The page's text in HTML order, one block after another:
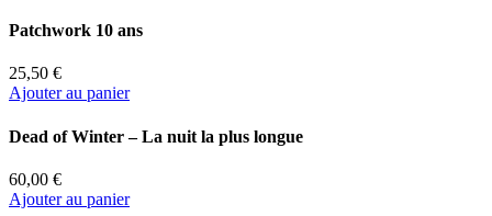
Patchwork 10 ans
25,50 €
Ajouter au panier
Dead of Winter – La nuit la plus longue
60,00 €
Ajouter au panier